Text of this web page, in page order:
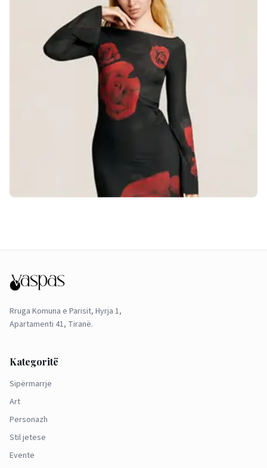
Rruga Komuna e Parisit, Hyrja 1,
Apartamenti 41, Tiranë.
Kategoritë
Sipërmarrje
Art
Personazh
Stil jetese
Evente